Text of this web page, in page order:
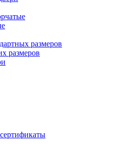
размеров
размеров